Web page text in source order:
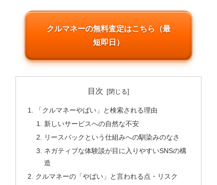
クルマネーの無料査定はこちら（最
短即日）
目次
「クルマネーやばい」と検索される理由
新しいサービスへの自然な不安
リースバックという仕組みへの馴染みのなさ
ネガティブな体験談が目に入りやすいSNSの構
造
クルマネーの「やばい」と言われる点・リスク